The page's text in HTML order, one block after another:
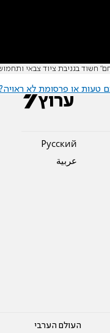
חשוד בגניבת ציוד צבאי
טעות או פרסומת לא ראויה?
Pусский
عربية
העולם הערבי